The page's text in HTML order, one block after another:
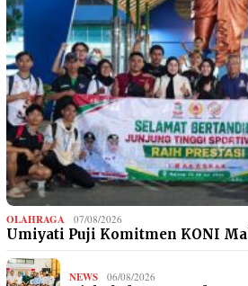
OLAHRAGA 07/08/2026
Umiyati Puji Komitmen KONI
NEWS 06/08/2026